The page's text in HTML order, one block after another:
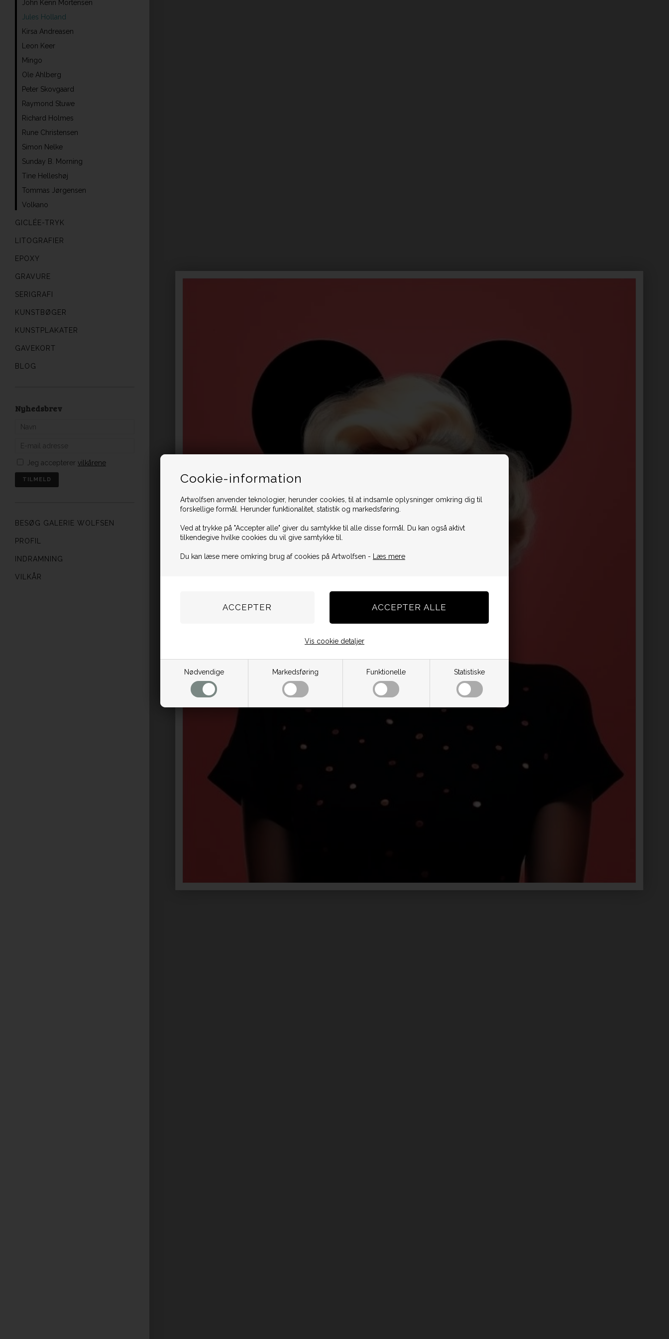
Cookie-information
Artwolfsen anvender teknologier, herunder cookies, til at indsamle oplysninger omkring dig til
forskellige formål. Herunder funktionalitet, statistik og markedsføring.
Ved at trykke på "Accepter alle" giver du samtykke til alle disse formål. Du kan også aktivt
tilkendegive hvilke cookies du vil give samtykke til.
Du kan læse mere omkring brug af cookies på Artwolfsen - Læs mere
Nødvendige Markedsføring Funktionelle Statistiske
Vis cookie detaljer
John Kenn Mortensen
Jules Holland
Kirsa Andreasen
Leon Keer
Mingo
Ole Ahlberg
Peter Skovgaard
Raymond Stuwe
Richard Holmes
Rune Christensen
Simon Nelke
Sunday B. Morning
Tine Helleshøj
Tommas Jørgensen
Volkano
GICLÉE-TRYK
LITOGRAFIER
EPOXY
GRAVURE
SERIGRAFI
KUNSTBØGER
KUNSTPLAKATER
GAVEKORT
BLOG
Nyhedsbrev
Jeg accepterer vilkårene
BESØG GALERIE WOLFSEN
PROFIL
INDRAMNING
VILKÅR